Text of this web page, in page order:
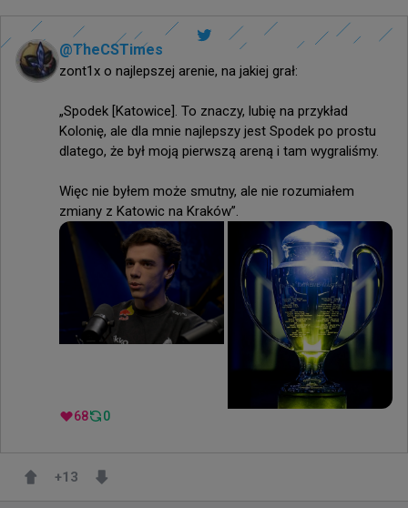
@TheCSTimes
zont1x o najlepszej arenie, na jakiej grał:
„Spodek [Katowice]. To znaczy, lubię na przykład
Kolonię, ale dla mnie najlepszy jest Spodek po prostu
dlatego, że był moją pierwszą areną i tam wygraliśmy.
Więc nie byłem może smutny, ale nie rozumiałem
zmiany z Katowic na Kraków”.
68 0
+13